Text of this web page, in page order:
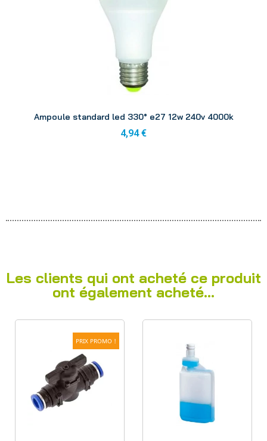
Ampoule standard led 330° e27 12w 240v 4000k
4,94 €
Les clients qui ont acheté ce produit
ont également acheté...
PRIX PROMO !